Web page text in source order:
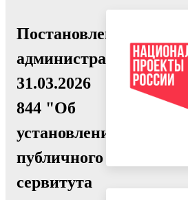
Постановление
администрации
31.03.2026
844 "Об
установлении
публичного
сервитута